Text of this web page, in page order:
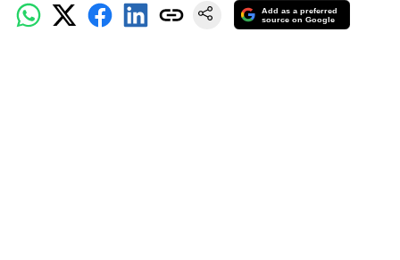
Add as a preferred
source on Google